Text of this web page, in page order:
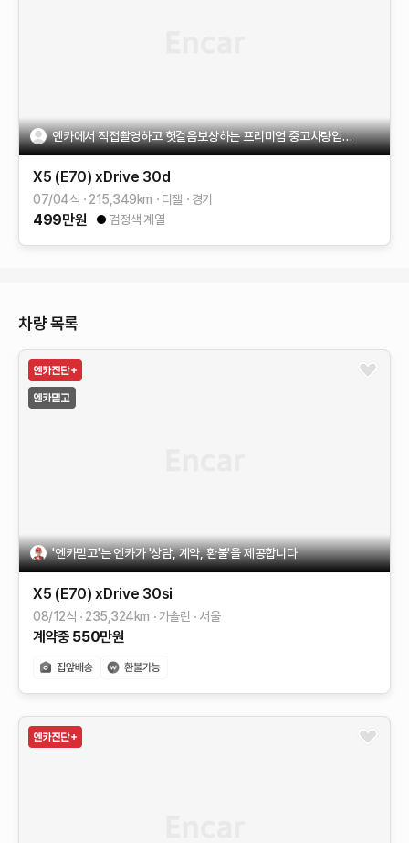
엔카에서 직접촬영하고 헛걸음보상하는 프리미엄 중고차량입니다
X5 (E70) xDrive 30d
07/04식 215,349km 디젤 경기
499만원 검정색 계열
차량 목록
'엔카믿고'는 엔카가 '상담, 계약, 환불'을 제공합니다
X5 (E70) xDrive 30si
08/12식 235,324km 가솔린 서울
계약중 550만원